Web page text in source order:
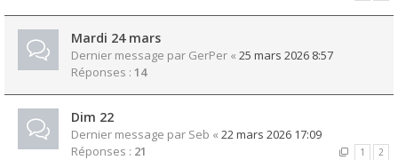
Mardi 24 mars
Dernier message par GerPer « 25 mars 2026 8:57
Réponses : 14
Dim 22
Dernier message par Seb « 22 mars 2026 17:09
Réponses : 21 1 2